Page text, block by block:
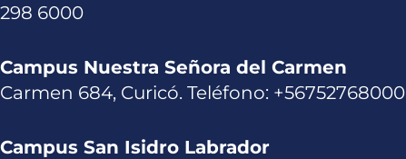
298 6000
Campus Nuestra Señora del Carmen
Carmen 684, Curicó. Teléfono: +56752768000
Campus San Isidro Labrador